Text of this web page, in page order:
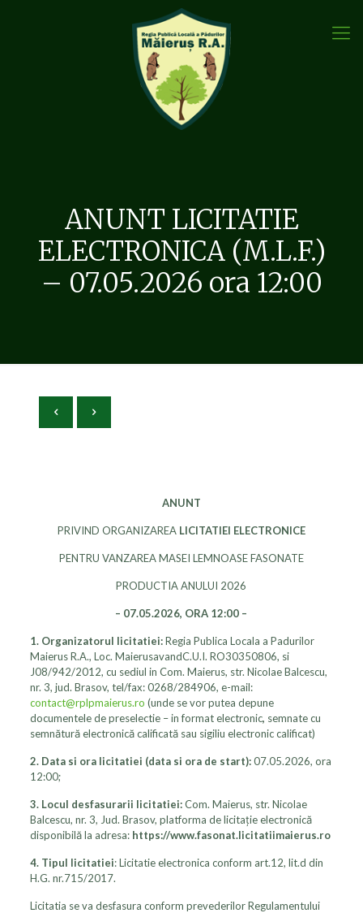
ANUNT LICITATIE
ELECTRONICA (M.L.F.)
– 07.05.2026 ora 12:00
ANUNT
PRIVIND ORGANIZAREA LICITATIEI ELECTRONICE
PENTRU VANZAREA MASEI LEMNOASE FASONATE
PRODUCTIA ANULUI 2026
– 07.05.2026, ORA 12:00 –
1. Organizatorul licitatiei:Regia Publica Locala a Padurilor
Maierus R.A., Loc. MaierusavandC.U.I. RO30350806, si
J08/942/2012, cu sediul in Com. Maierus, str. Nicolae Balcescu,
nr. 3, jud. Brasov, tel/fax: 0268/284906, e-mail:
contact@rplpmaierus.ro (unde se vor putea depune
documentele de preselectie – in format electronic, semnate cu
semnătură electronică calificată sau sigiliu electronic calificat)
2. Data si ora licitatiei (data si ora de start):07.05.2026, ora
12:00;
3. Locul desfasurarii licitatiei:Com. Maierus, str. Nicolae
Balcescu, nr. 3, Jud. Brasov, platforma de licitație electronică
disponibilă la adresa: https://www.fasonat.licitatiimaierus.ro
4. Tipul licitatiei: Licitatie electronica conform art.12, lit.d din
H.G. nr.715/2017.
Licitatia se va desfasura conform prevederilor Regulamentului